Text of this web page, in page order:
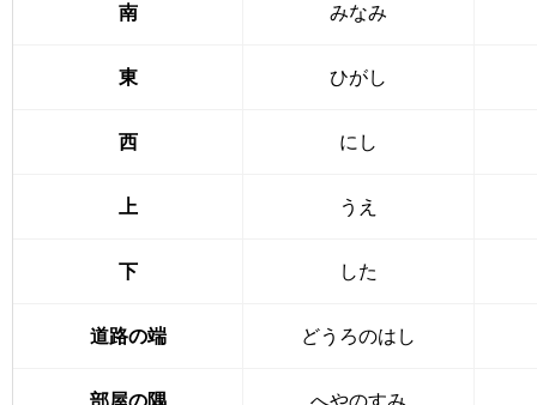
南 みなみ
東 ひがし
西 にし
上 うえ
下 した
道路の端 どうろのはし
部屋の隅 へやのすみ